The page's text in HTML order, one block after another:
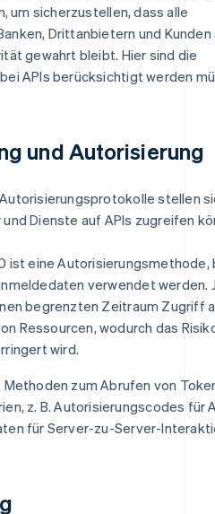
um sicherzustellen, dass alle
Drittanbietern und Kunden
gewahrt bleibt. Hier sind die
APIs berücksichtigt werden
und Autorisierung
stellen
Dienste auf APIs zugreifen
ist eine Autorisierungsmethode,
verwendet werden.
begrenzten Zeitraum Zugriff
Ressourcen, wodurch das
wird.
zum Abrufen von
z. B. Autorisierungscodes für
für Server-zu-Server-